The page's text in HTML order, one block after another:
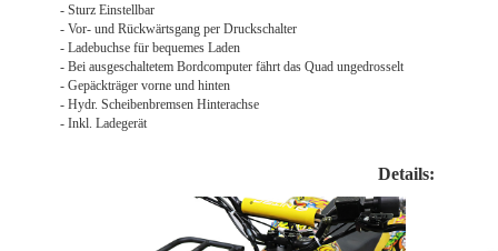
- Sturz Einstellbar
- Vor- und Rückwärtsgang per Druckschalter
- Ladebuchse für bequemes Laden
- Bei ausgeschaltetem Bordcomputer fährt das Quad ungedrosselt
- Gepäckträger vorne und hinten
- Hydr. Scheibenbremsen Hinterachse
- Inkl. Ladegerät
Details: